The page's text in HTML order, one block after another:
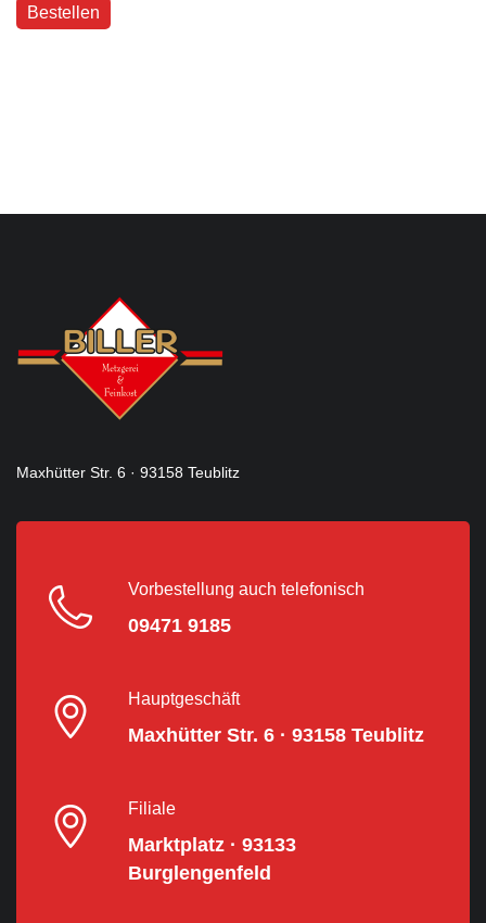
Maxhütter Str. 6 · 93158 Teublitz
Vorbestellung auch telefonisch
09471 9185
Hauptgeschäft
Maxhütter Str. 6 · 93158 Teublitz
Filiale
Marktplatz · 93133
Burglengenfeld